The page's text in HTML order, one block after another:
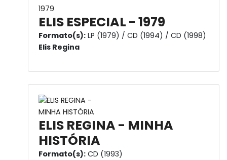
ELIS ESPECIAL - 1979
Formato(s): LP (1979) / CD (1994) / CD (1998)
Elis Regina
ELIS REGINA - MINHA
HISTÓRIA
Formato(s): CD (1993)